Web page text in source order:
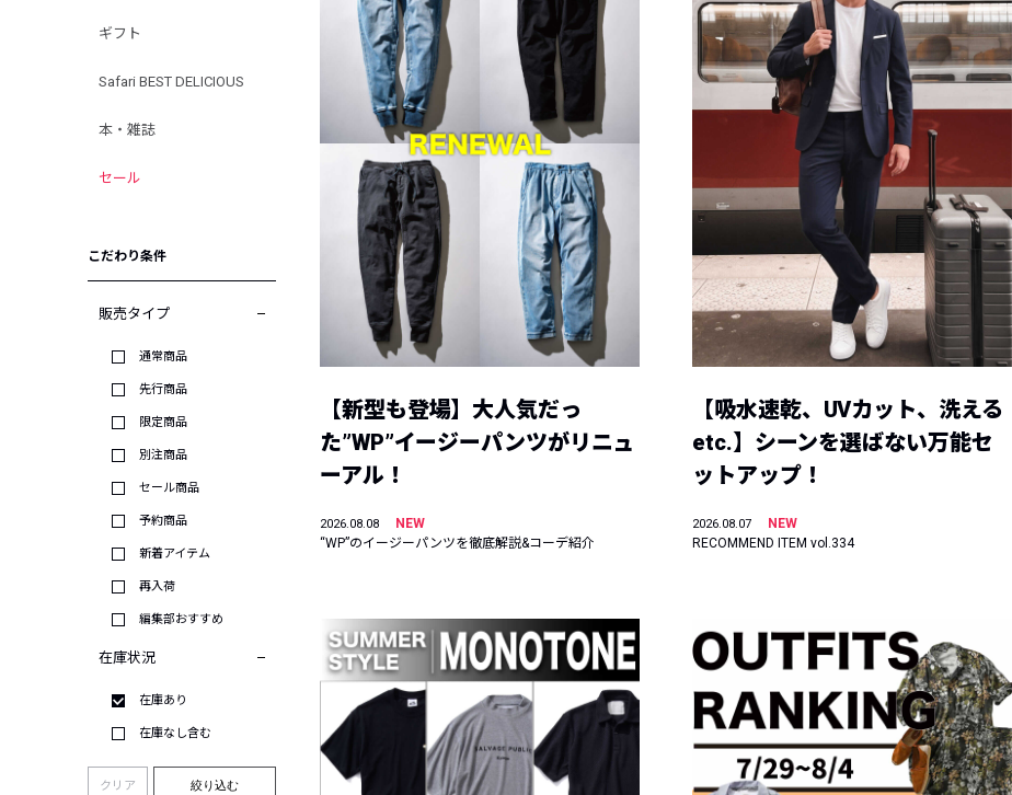
ギフト
Safari BEST DELICIOUS
本・雑誌
セール
こだわり条件
販売タイプ
通常商品
先行商品
限定商品
別注商品
セール商品
予約商品
新着アイテム
再入荷
編集部おすすめ
在庫状況
在庫あり
在庫なし含む
クリア 絞り込む
【新型も登場】大人気だっ
た”WP”イージーパンツがリニュ
ーアル！
2026.08.08
NEW
“WP”のイージーパンツを徹底解説&コーデ紹介
【吸水速乾、UVカット、洗える
etc.】シーンを選ばない万能セ
ットアップ！
2026.08.07
NEW
RECOMMEND ITEM vol.334